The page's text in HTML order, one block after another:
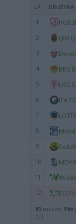
LP DRUŻYNA
1 PGE
2 UNI
3
4 BKS
5 ŁKS
6 ITA
7
8
9
10
11
12 ECO
M mecze, Pkt
0:3